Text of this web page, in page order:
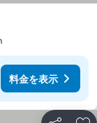
料金を表示